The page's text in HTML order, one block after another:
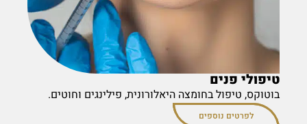
טיפולי פנים
בוטוקס, טיפול בחומצה היאלורונית, פילינגים וחוטים.
לפרטים נוספים